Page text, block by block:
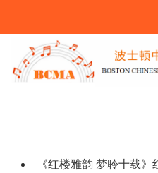
《红楼雅韵 梦聆十载